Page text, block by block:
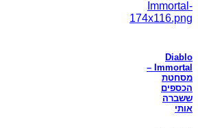
Diablo
Immortal –
מסחטת
הכספים
ששברה
אותי